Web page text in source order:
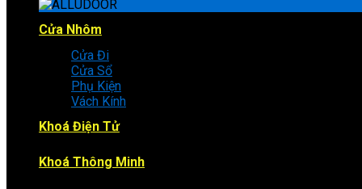
Cửa Nhôm
Cửa Đi
Cửa Sổ
Phụ Kiện
Vách Kính
Khoá Điện Tử
Khoá Thông Minh